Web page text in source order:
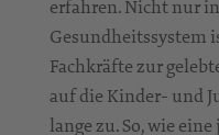
erfahren. Nicht nur
Gesundheitssystem
Fachkräfte zur
auf die Kinder- und
lange zu. So, wie